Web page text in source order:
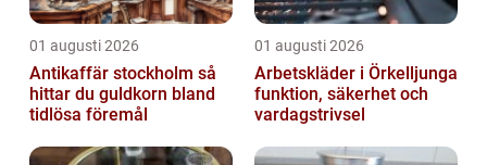
01 augusti 2026
Antikaffär stockholm så
hittar du guldkorn bland
tidlösa föremål
01 augusti 2026
Arbetskläder i Örkelljunga
funktion, säkerhet och
vardagstrivsel